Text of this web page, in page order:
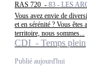
RAS 720 - 83 - LES
Vous avez envie de
et en sérénité ? Vous
territoire, nous sommes...
CDI - Temps plein
Publié aujourd'hui